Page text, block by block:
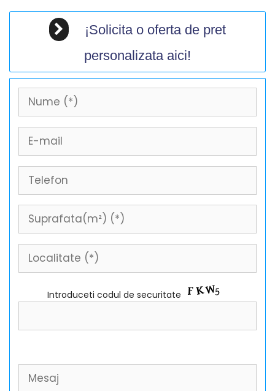
¡Solicita o oferta de pret
personalizata aici!
Introduceti codul de securitate